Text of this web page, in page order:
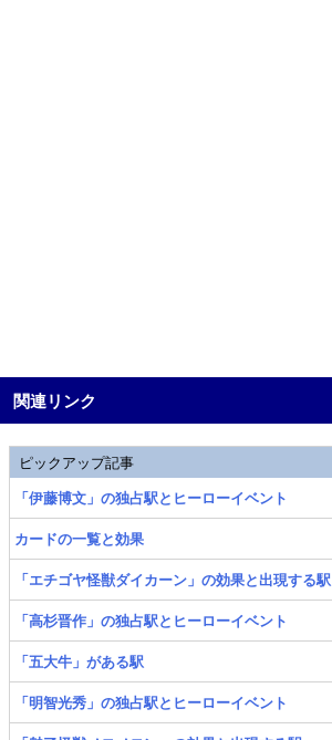
関連リンク
ピックアップ記事
「伊藤博文」の独占駅とヒーローイベント
カードの一覧と効果
「エチゴヤ怪獣ダイカーン」の効果と出現する駅
「高杉晋作」の独占駅とヒーローイベント
「五大牛」がある駅
「明智光秀」の独占駅とヒーローイベント